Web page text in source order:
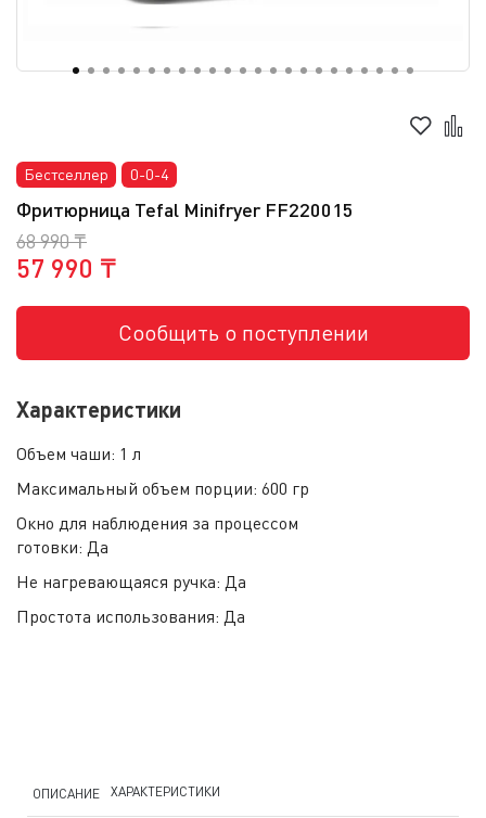
Бестселлер 0-0-4
Фритюрница Tefal Minifryer FF220015
68 990 ₸
57 990 ₸
Сообщить о поступлении
Характеристики
Объем чаши: 1 л
Максимальный объем порции: 600 гр
Окно для наблюдения за процессом
готовки: Да
Не нагревающаяся ручка: Да
Простота использования: Да
ОПИСАНИЕ ХАРАКТЕРИСТИКИ